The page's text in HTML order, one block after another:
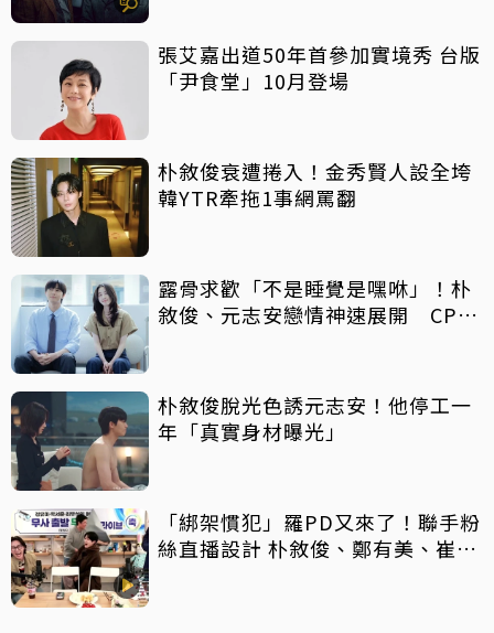
張艾嘉出道50年首參加實境秀 台版
「尹食堂」10月登場
朴敘俊衰遭捲入！金秀賢人設全垮
韓YTR牽拖1事網罵翻
露骨求歡「不是睡覺是嘿咻」！朴
敘俊、元志安戀情神速展開 CP深
朴敘俊脫光色誘元志安！他停工一
年「真實身材曝光」
「綁架慣犯」羅PD又來了！聯手粉
絲直播設計 朴敘俊、鄭有美、崔宇